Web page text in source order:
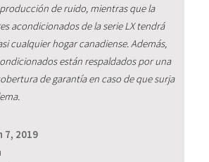
de ruido, mientras que la
acondicionados de la serie LX tendrá
cualquier hogar canadiense. Además,
están respaldados por una
de garantía en caso de que surja
7, 2019